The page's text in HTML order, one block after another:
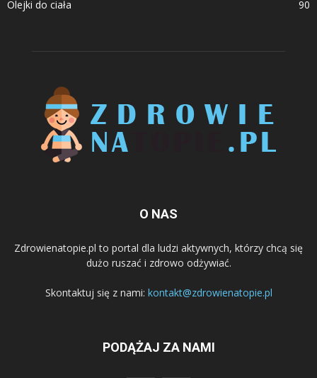
Olejki do ciała
90
O NAS
Zdrowienatopie.pl to portal dla ludzi aktywnych, którzy chcą się
dużo ruszać i zdrowo odżywiać.
Skontaktuj się z nami: kontakt@zdrowienatopie.pl
PODĄŻAJ ZA NAMI